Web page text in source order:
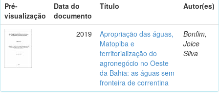
Pré-
visualização
Data do
documento
Título Autor(es)
2019
Apropriação das águas,
Matopiba e
territorialização do
agronegócio no Oeste
da Bahia: as águas sem
fronteira de correntina
Bonfim,
Joice
Silva